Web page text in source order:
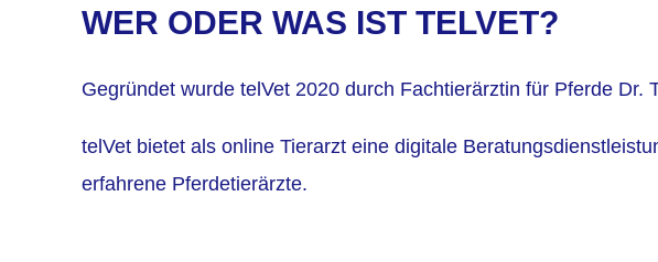
WER ODER WAS IST TELVET?
Gegründet wurde telVet 2020 durch Fachtierärztin für Pferde Dr.
telVet bietet als online Tierarzt eine digitale
erfahrene Pferdetierärzte.